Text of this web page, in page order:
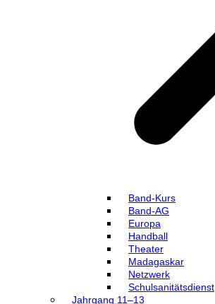
Band-Kurs
Band-AG
Europa
Handball
Theater
Madagaskar
Netzwerk
Schulsanitätsdienst
Jahrgang 11–13